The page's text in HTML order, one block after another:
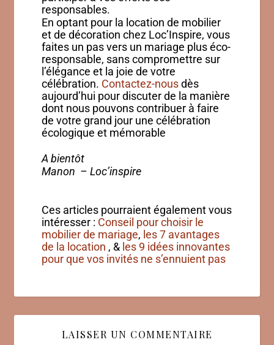
responsables.
En optant pour la location de mobilier
et de décoration chez Loc’Inspire, vous
faites un pas vers un mariage plus éco-
responsable, sans compromettre sur
l’élégance et la joie de votre
célébration. Contactez-nousdès
aujourd’hui pour discuter de la manière
dont nous pouvons contribuer à faire
de votre grand jour une célébration
écologique et mémorable
A bientôt
Manon – Loc’inspire
Ces articles pourraient également vous
intéresser : Conseil pour choisir le
mobilier de mariage, les 7 avantages
de la location , & les 9 idées innovantes
pour que vos invités ne s’ennuient pas
LAISSER UN COMMENTAIRE